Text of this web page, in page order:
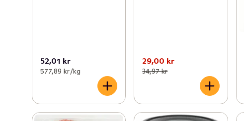
52,01 kr
577,89 kr /kg
29,00 kr
34,97 kr